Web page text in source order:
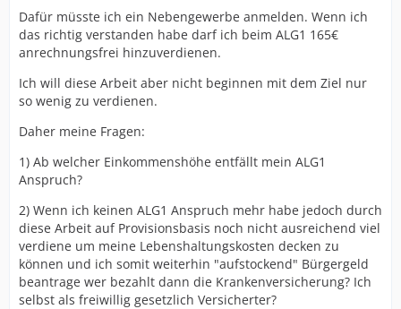
Dafür müsste ich ein Nebengewerbe anmelden. Wenn ich
das richtig verstanden habe darf ich beim ALG1 165€
anrechnungsfrei hinzuverdienen.
Ich will diese Arbeit aber nicht beginnen mit dem Ziel nur
so wenig zu verdienen.
Daher meine Fragen:
1) Ab welcher Einkommenshöhe entfällt mein ALG1
Anspruch?
2) Wenn ich keinen ALG1 Anspruch mehr habe jedoch durch
diese Arbeit auf Provisionsbasis noch nicht ausreichend viel
verdiene um meine Lebenshaltungskosten decken zu
können und ich somit weiterhin "aufstockend" Bürgergeld
beantrage wer bezahlt dann die Krankenversicherung? Ich
selbst als freiwillig gesetzlich Versicherter?